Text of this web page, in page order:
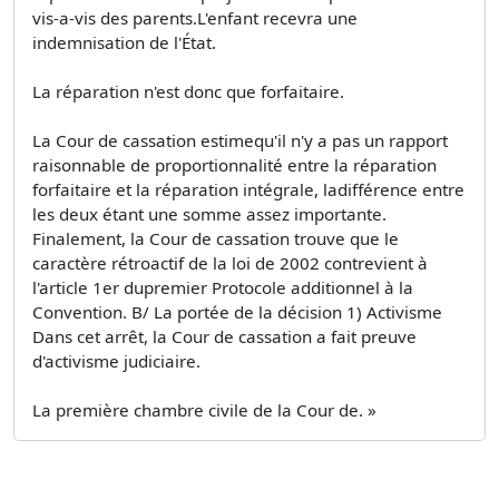
vis-a-vis des parents.L'enfant recevra une
indemnisation de l'État.
La réparation n'est donc que forfaitaire.
La Cour de cassation estimequ'il n'y a pas un rapport
raisonnable de proportionnalité entre la réparation
forfaitaire et la réparation intégrale, ladifférence entre
les deux étant une somme assez importante.
Finalement, la Cour de cassation trouve que le
caractère rétroactif de la loi de 2002 contrevient à
l'article 1er dupremier Protocole additionnel à la
Convention. B/ La portée de la décision 1) Activisme
Dans cet arrêt, la Cour de cassation a fait preuve
d'activisme judiciaire.
La première chambre civile de la Cour de. »